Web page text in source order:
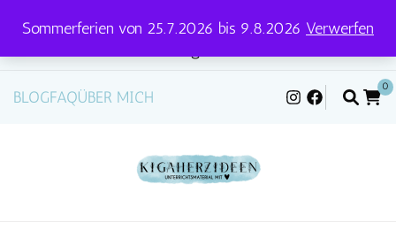
Sommerferien von 25.7.2026 bis 9.8.2026 Verwerfen
Versandtage für Pakete und Briefe: Mittwoch &
BLOGFAQÜBER MICH
0